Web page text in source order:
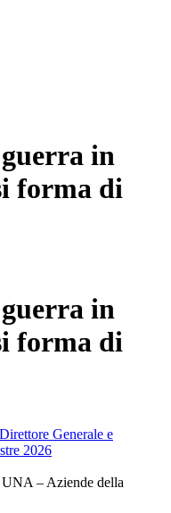
in
forma di
in
forma di
Generale e
2026
– Aziende della